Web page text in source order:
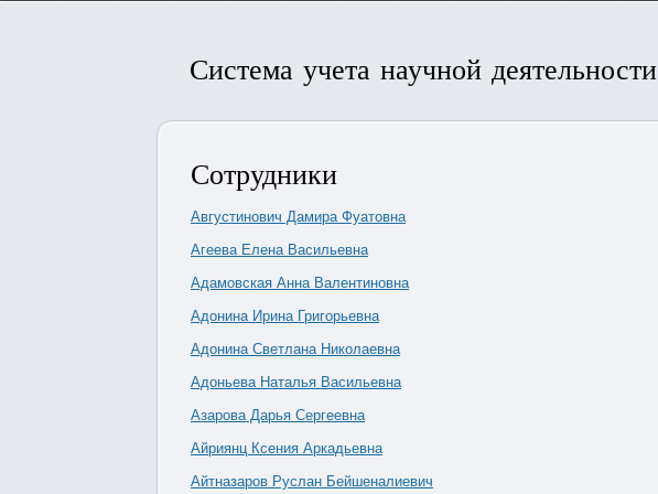
Система учета научной деятельности
Сотрудники
Августинович Дамира Фуатовна
Агеева Елена Васильевна
Адамовская Анна Валентиновна
Адонина Ирина Григорьевна
Адонина Светлана Николаевна
Адоньева Наталья Васильевна
Азарова Дарья Сергеевна
Айриянц Ксения Аркадьевна
Айтназаров Руслан Бейшеналиевич